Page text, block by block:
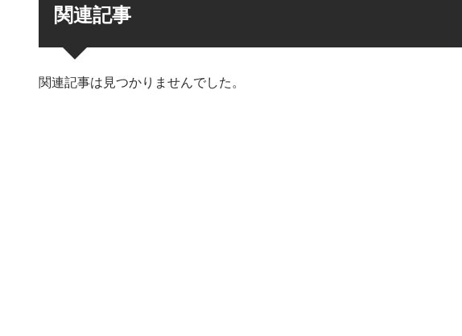
関連記事
関連記事は見つかりませんでした。